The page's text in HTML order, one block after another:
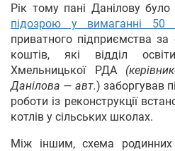
Рік тому пані Данілову
підозрою у вимаганні 50
приватного підприємства
коштів, які відділ
Хмельницької РДА
Данілова — авт.) заборгував
роботи із реконструкції
котлів у сільських школах.
Між іншим, схема родинних